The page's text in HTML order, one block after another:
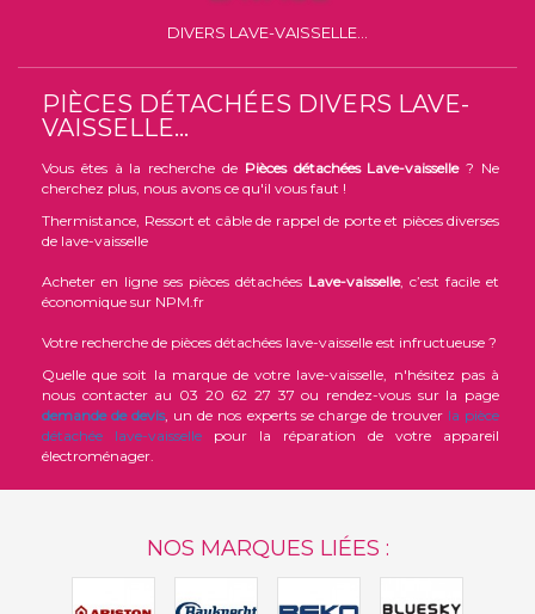
DIVERS LAVE-VAISSELLE...
PIÈCES DÉTACHÉES DIVERS LAVE-
VAISSELLE...
Vous êtes à la recherche de Pièces détachées Lave-vaisselle? Ne
cherchez plus, nous avons ce qu'il vous faut !
Thermistance, Ressort et câble de rappel de porte et pièces diverses
de lave-vaisselle
Acheter en ligne ses pièces détachées Lave-vaisselle, c’est facile et
économique sur NPM.fr
Votre recherche de pièces détachées lave-vaisselle est infructueuse ?
Quelle que soit la marque de votre lave-vaisselle, n'hésitez pas à
nous contacter au 03 20 62 27 37 ou rendez-vous sur la page
demande de devis, un de nos experts se charge de trouver la pièce
détachée lave-vaisselle pour la réparation de votre appareil
électroménager.
NOS MARQUES LIÉES :